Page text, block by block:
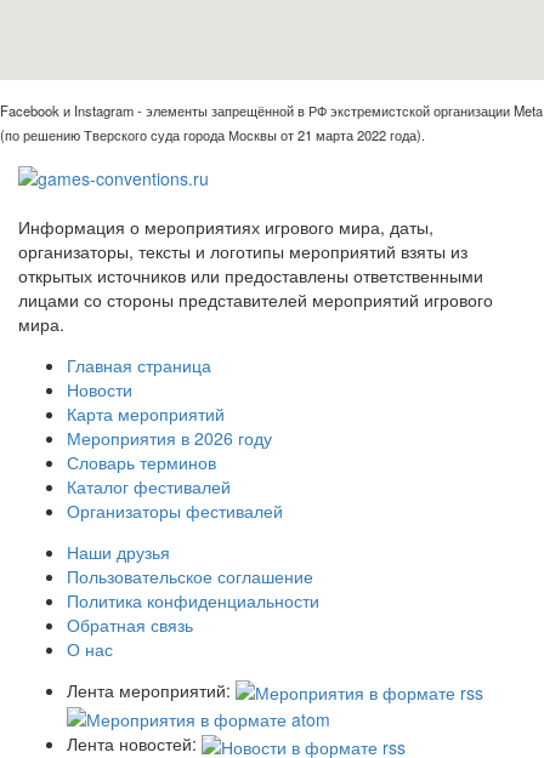
Facebook и Instagram - элементы запрещённой в РФ экстремистской организации Meta
(по решению Тверского суда города Москвы от 21 марта 2022 года).
Информация о мероприятиях игрового мира, даты,
организаторы, тексты и логотипы мероприятий взяты из
открытых источников или предоставлены ответственными
лицами со стороны представителей мероприятий игрового
мира.
Главная страница
Новости
Карта мероприятий
Мероприятия в 2026 году
Словарь терминов
Каталог фестивалей
Организаторы фестивалей
Наши друзья
Пользовательское соглашение
Политика конфиденциальности
Обратная связь
О нас
Лента мероприятий:
Лента новостей: